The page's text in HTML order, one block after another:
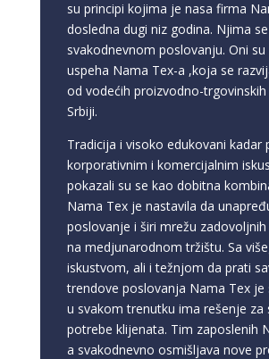
su principi kojima je nasa firma
dosledna dugi niz godina. Njima
svakodnevnom poslovanju. Oni su
uspeha Nama Tex-a ,koja se
od vodećih proizvodno-
Srbiji.
Tradicija i visoko edukovani kadar
korporativnim i komercijalnim
pokazali su se kao dobitna
Nama Tex je nastavila da
poslovanje i širi mrežu zadovoljnih
na medjunarodnom tržištu. Sa
iskustvom, ali i težnjom da prati
trendove poslovanja Nama Tex je
u svakom trenutku ima rešenje za
potrebe klijenata. Tim zaposlenih
a svakodnevno osmišljava nove